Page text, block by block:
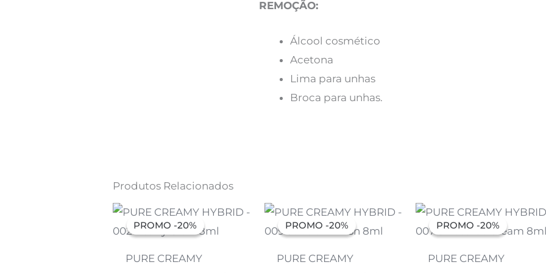
REMOÇÃO:
Álcool cosmético
Acetona
Lima para unhas
Broca para unhas.
Produtos Relacionados
PROMO -20%
PROMO -20%
PURE CREAMY
O
preço
original
7,07 €.
O
preço
atual
5,66 €.
PROMO -20%
PROMO -20%
PURE CREAMY
O
preço
original
7,07 €.
O
preço
atual
5,66 €.
PROMO -20%
PROMO -20%
PURE CREAMY
O
preço
original
7,07 €.
O
preço
atual
5,66 €.